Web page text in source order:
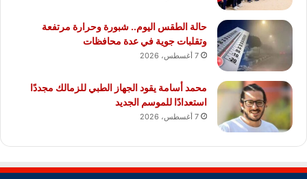
حالة الطقس اليوم.. شبورة وحرارة مرتفعة
وتقلبات جوية في عدة محافظات
7 أغسطس، 2026
محمد أسامة يقود الجهاز الطبي للزمالك مجددًا
استعدادًا للموسم الجديد
7 أغسطس، 2026